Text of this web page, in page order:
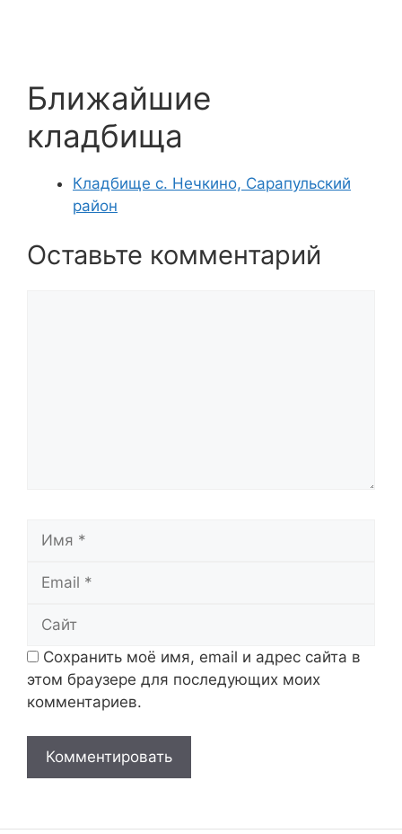
Ближайшие
кладбища
Кладбище с. Нечкино, Сарапульский
район
Оставьте комментарий
Сохранить моё имя, email и адрес сайта в
этом браузере для последующих моих
комментариев.